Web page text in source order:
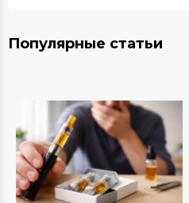
Популярные статьи